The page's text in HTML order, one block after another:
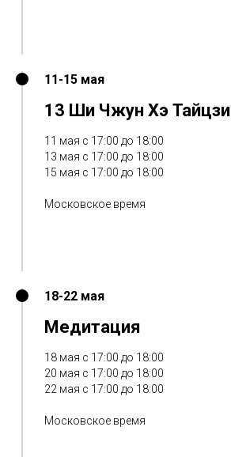
11-15 мая
13 Ши Чжун Хэ Тайцзи
11 мая с 17:00 до 18:00
13 мая с 17:00 до 18:00
15 мая с 17:00 до 18:00
Московское время
18-22 мая
Медитация
18 мая с 17:00 до 18:00
20 мая с 17:00 до 18:00
22 мая с 17:00 до 18:00
Московское время